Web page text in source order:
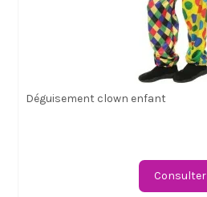
Déguisement clown enfant
Consulter